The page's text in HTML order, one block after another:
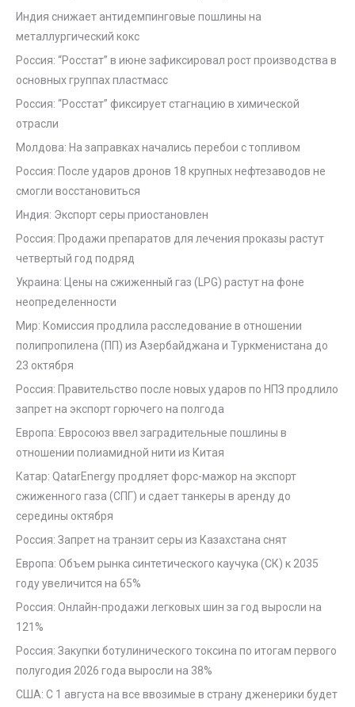
Индия снижает антидемпинговые пошлины на
металлургический кокс
Россия: “Росстат” в июне зафиксировал рост производства в
основных группах пластмасс
Россия: “Росстат” фиксирует стагнацию в химической
отрасли
Молдова: На заправках начались перебои с топливом
Россия: После ударов дронов 18 крупных нефтезаводов не
смогли восстановиться
Индия: Экспорт серы приостановлен
Россия: Продажи препаратов для лечения проказы растут
четвертый год подряд
Украина: Цены на сжиженный газ (LPG) растут на фоне
неопределенности
Мир: Комиссия продлила расследование в отношении
полипропилена (ПП) из Азербайджана и Туркменистана до
23 октября
Россия: Правительство после новых ударов по НПЗ продлило
запрет на экспорт горючего на полгода
Европа: Евросоюз ввел заградительные пошлины в
отношении полиамидной нити из Китая
Катар: QatarEnergy продляет форс-мажор на экспорт
сжиженного газа (СПГ) и сдает танкеры в аренду до
середины октября
Россия: Запрет на транзит серы из Казахстана снят
Европа: Объем рынка синтетического каучука (СК) к 2035
году увеличится на 65%
Россия: Онлайн-продажи легковых шин за год выросли на
121%
Россия: Закупки ботулинического токсина по итогам первого
полугодия 2026 года выросли на 38%
США: С 1 августа на все ввозимые в страну дженерики будет